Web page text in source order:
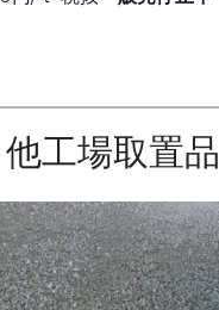
他工場取置品